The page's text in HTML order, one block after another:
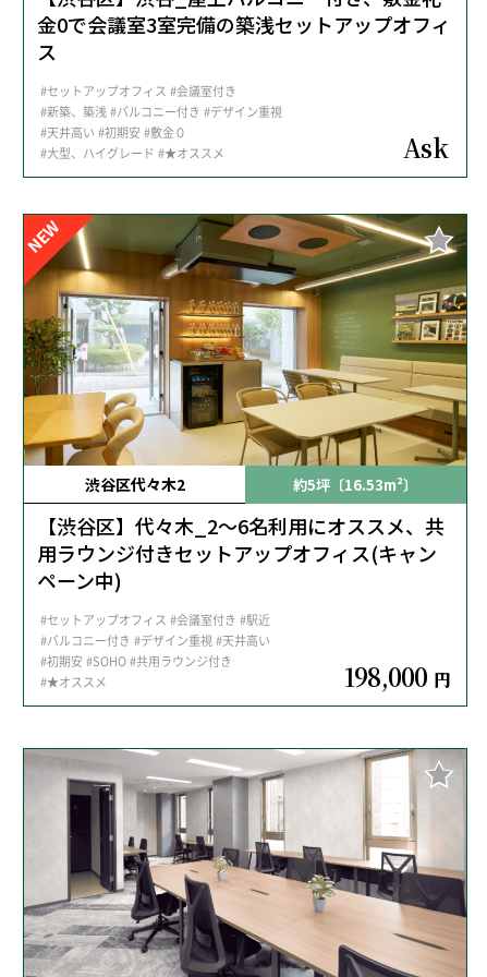
金0で会議室3室完備の築浅セットアップオフィ
ス
#セットアップオフィス #会議室付き
#新築、築浅#バルコニー付き #デザイン重視
#天井高い #初期安 #敷金０
#大型、ハイグレード #★オススメ Ask
NEW
渋谷区代々木2 約5坪〔16.53m²〕
【渋谷区】代々木_2～6名利用にオススメ、共
用ラウンジ付きセットアップオフィス(キャン
ペーン中)
#セットアップオフィス #会議室付き #駅近
#バルコニー付き #デザイン重視#天井高い
#初期安 #SOHO#共用ラウンジ付き
#★オススメ
198,000 円